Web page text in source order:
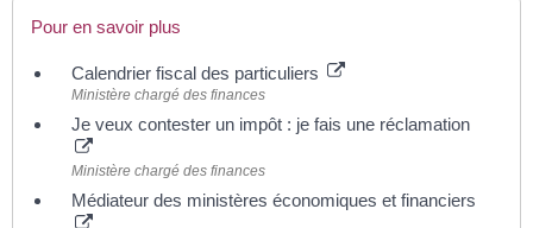
Pour en savoir plus
Calendrier fiscal des particuliers
Ministère chargé des finances
Je veux contester un impôt : je fais une réclamation
Ministère chargé des finances
Médiateur des ministères économiques et financiers